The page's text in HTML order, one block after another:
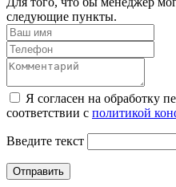
следующие пункты.
Я согласен на обработку
соответствии с политикой
Введите текст
Отправить